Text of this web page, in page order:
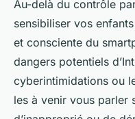
Au-delà du contrôle
sensibiliser vos
et consciente du
dangers potentiels
cyberintimidations ou
les à venir vous parler